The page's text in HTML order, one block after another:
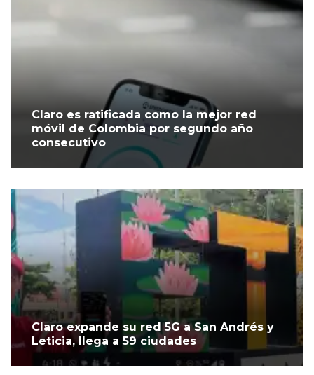
Claro es ratificada como la mejor red
móvil de Colombia por segundo año
consecutivo
Claro expande su red 5G a San Andrés y
Leticia, llega a 59 ciudades